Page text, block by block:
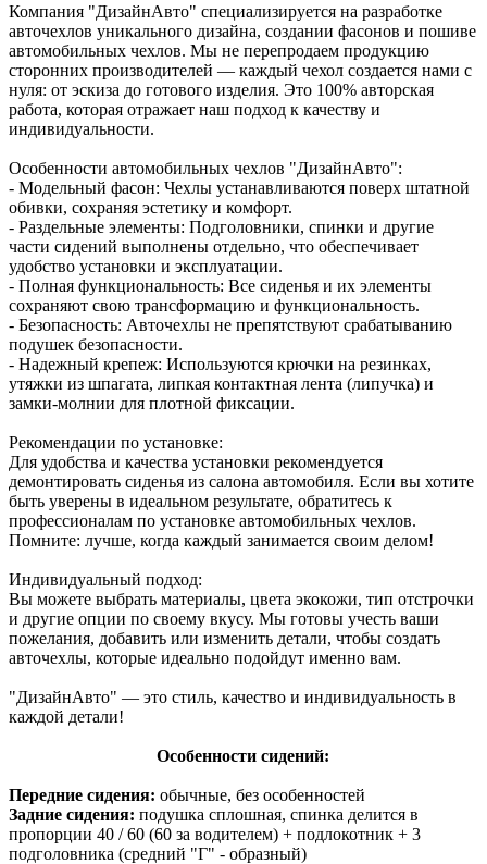
Компания "ДизайнАвто" специализируется на разработке
авточехлов уникального дизайна, создании фасонов и пошиве
автомобильных чехлов. Мы не перепродаем продукцию
сторонних производителей — каждый чехол создается нами с
нуля: от эскиза до готового изделия. Это 100% авторская
работа, которая отражает наш подход к качеству и
индивидуальности.
Особенности автомобильных чехлов "ДизайнАвто":
- Модельный фасон: Чехлы устанавливаются поверх штатной
обивки, сохраняя эстетику и комфорт.
- Раздельные элементы: Подголовники, спинки и другие
части сидений выполнены отдельно, что обеспечивает
удобство установки и эксплуатации.
- Полная функциональность: Все сиденья и их элементы
сохраняют свою трансформацию и функциональность.
- Безопасность: Авточехлы не препятствуют срабатыванию
подушек безопасности.
- Надежный крепеж: Используются крючки на резинках,
утяжки из шпагата, липкая контактная лента (липучка) и
замки-молнии для плотной фиксации.
Рекомендации по установке:
Для удобства и качества установки рекомендуется
демонтировать сиденья из салона автомобиля. Если вы хотите
быть уверены в идеальном результате, обратитесь к
профессионалам по установке автомобильных чехлов.
Помните: лучше, когда каждый занимается своим делом!
Индивидуальный подход:
Вы можете выбрать материалы, цвета экокожи, тип отстрочки
и другие опции по своему вкусу. Мы готовы учесть ваши
пожелания, добавить или изменить детали, чтобы создать
авточехлы, которые идеально подойдут именно вам.
"ДизайнАвто" — это стиль, качество и индивидуальность в
каждой детали!
Особенности сидений:
Передние сидения: обычные, без особенностей
Задние сидения: подушка сплошная, спинка делится в
пропорции 40 / 60 (60 за водителем) + подлокотник + 3
подголовника (средний "Г" - образный)